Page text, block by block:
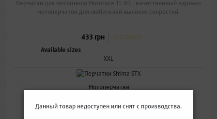
Перчатки для мотоцикла Motorace TL-01 - качественный вариант
мотоперчаток для любителей высоких скоростей.
433 грн
Available sizes
XXL
Мотоперчатки
Летние спортивные мотоперчатки
Данный товар недоступен или снят с производства.